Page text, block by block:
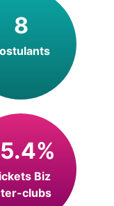
8
Biz
clubs